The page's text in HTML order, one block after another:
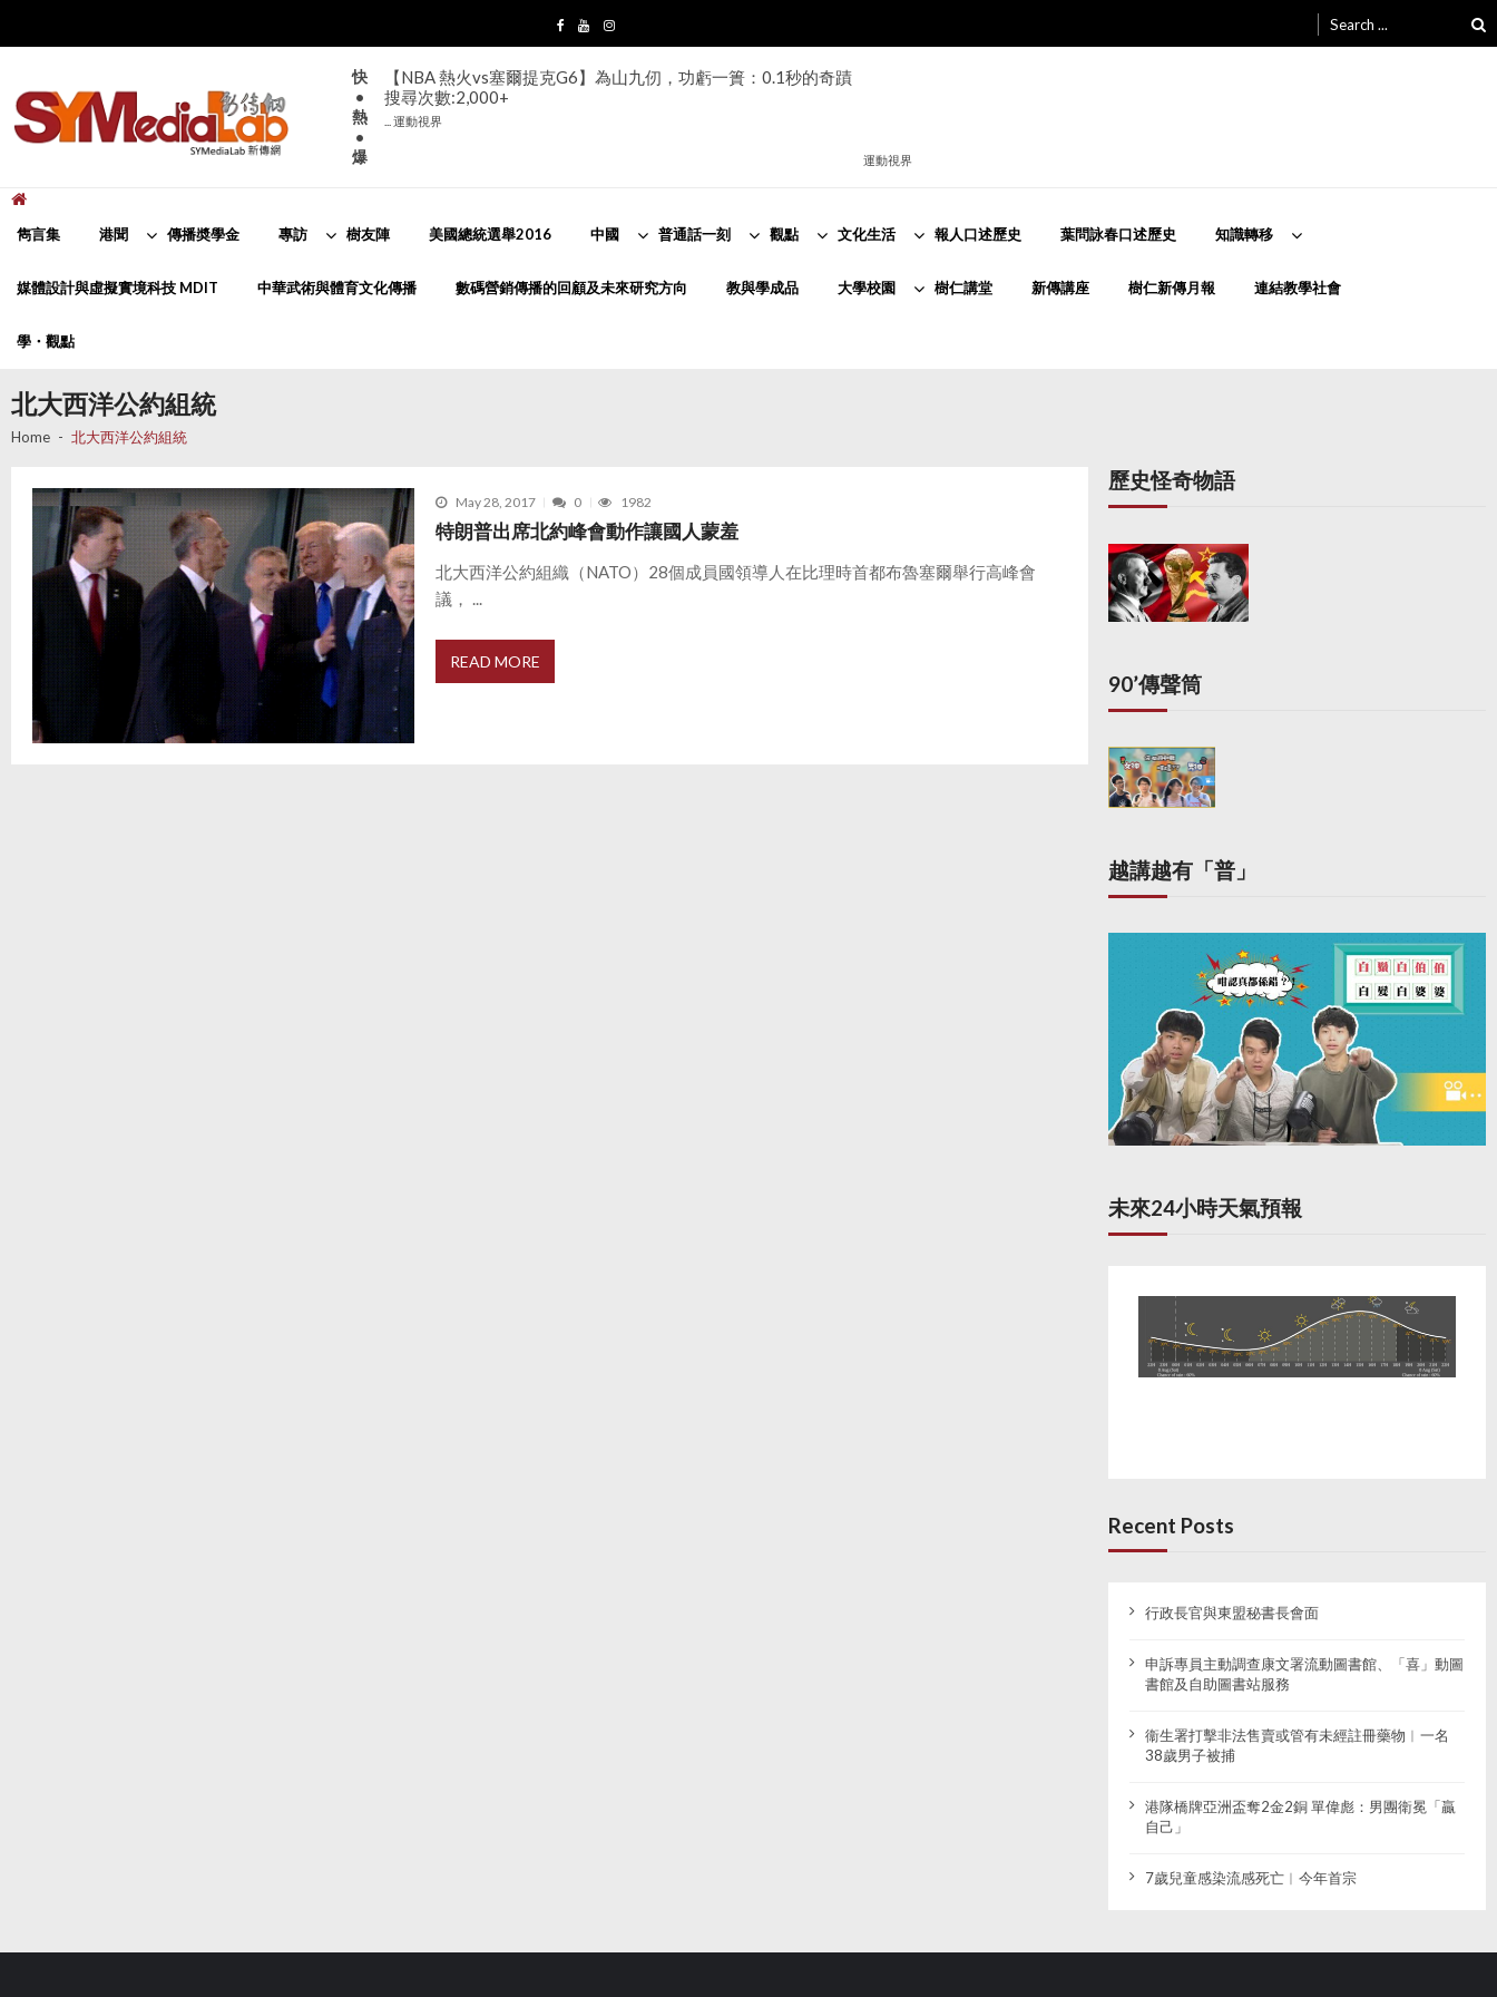
navigation
content
for:
快
•
熱
•
爆
【NBA 熱火vs塞爾提克G6】為山九仞，功虧一簣：0.1秒的奇蹟
搜尋次數:2,000+
... 運動視界
運動視界
雋言集 港聞 傳播奬學金 專訪 樹友陣 美國總統選舉2016 中國 普通話一刻 觀點 文化生活 報人口述歷史 葉問詠春口述歷史 知識轉移
媒體設計與虛擬實境科技 MDIT 中華武術與體育文化傳播 數碼營銷傳播的回顧及未來研究方向 教與學成品 大學校園 樹仁講堂 新傳講座 樹仁新傳月報 連結教學社會
學・觀點
北大西洋公約組統
Home 北大西洋公約組統
May 28, 2017 0 1982
特朗普出席北約峰會動作讓國人蒙羞
北大西洋公約組織（NATO）28個成員國領導人在比理時首都布魯塞爾舉行高峰會
議， ...
READ MORE
歷史怪奇物語
90’傳聲筒
越講越有「普」
未來24小時天氣預報
Recent Posts
行政長官與東盟秘書長會面
申訴專員主動調查康文署流動圖書館、「喜」動圖
書館及自助圖書站服務
衞生署打擊非法售賣或管有未經註冊藥物︱一名
38歲男子被捕
港隊橋牌亞洲盃奪2金2銅 單偉彪：男團衛冕「贏
自己」
7歲兒童感染流感死亡︱今年首宗